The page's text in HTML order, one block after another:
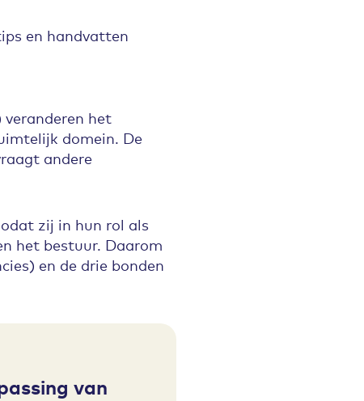
en handvatten
veranderen het
domein. De
andere
zij in hun rol als
het bestuur. Daarom
en de drie bonden
van